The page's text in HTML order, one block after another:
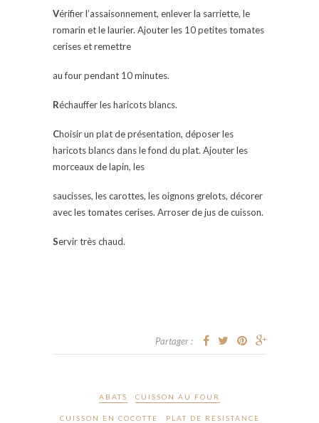
Vérifier l’assaisonnement, enlever la sarriette, le
romarin et le laurier. Ajouter les 10 petites tomates
cerises et remettre
au four pendant 10 minutes.
Réchauffer les haricots blancs.
Choisir un plat de présentation, déposer les
haricots blancs dans le fond du plat. Ajouter les
morceaux de lapin, les
saucisses, les carottes, les oignons grelots, décorer
avec les tomates cerises. Arroser de jus de cuisson.
Servir très chaud.
Partager :
ABATS CUISSON AU FOUR
CUISSON EN COCOTTE PLAT DE RÉSISTANCE